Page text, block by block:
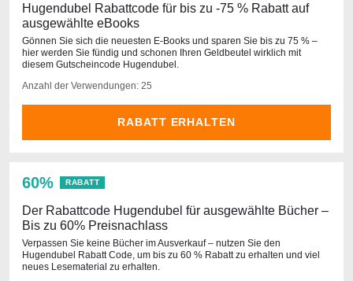
Hugendubel Rabattcode für bis zu -75 % Rabatt auf
ausgewählte eBooks
Gönnen Sie sich die neuesten E-Books und sparen Sie bis zu 75 % –
hier werden Sie fündig und schonen Ihren Geldbeutel wirklich mit
diesem Gutscheincode Hugendubel.
Anzahl der Verwendungen: 25
RABATT ERHALTEN
60% RABATT
Der Rabattcode Hugendubel für ausgewählte Bücher –
Bis zu 60% Preisnachlass
Verpassen Sie keine Bücher im Ausverkauf – nutzen Sie den
Hugendubel Rabatt Code, um bis zu 60 % Rabatt zu erhalten und viel
neues Lesematerial zu erhalten.